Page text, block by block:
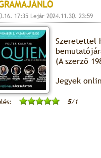
17:35 Lejár 2024.11.30. 23:59
Szeretettel
(A szerző
Jegyek
5/1